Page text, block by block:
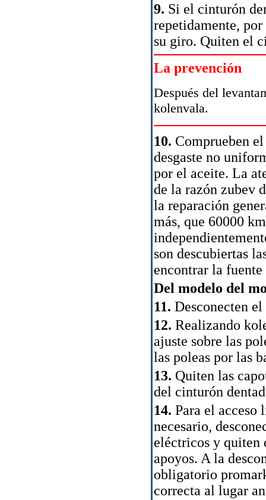
9. Si el cinturón
repetidamente,
su giro. Quiten el
La prevención
Después del
kolenvala.
10. Comprueben
desgaste no
por el aceite. La
de la razón zubev
la reparación
más, que 60000
son descubiertas
encontrar la
Del modelo del
11. Desconecten
12. Realizando
ajuste sobre las
las poleas por las
13. Quiten las
del cinturón
14. Para el acceso
necesario,
eléctricos y quiten
apoyos. A la
obligatorio
correcta al lugar